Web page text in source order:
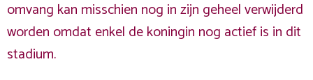
omvang kan misschien nog in zijn geheel verwijderd
worden omdat enkel de koningin nog actief is in dit
stadium.